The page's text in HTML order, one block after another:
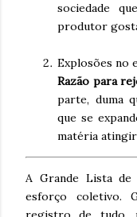
sociedade
produtor
Explosões no
Razão para
parte, duma
que se
matéria
A Grande Lista de
esforço coletivo.